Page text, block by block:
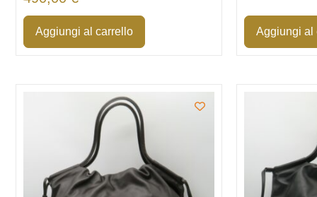
Aggiungi al carrello Aggiungi al